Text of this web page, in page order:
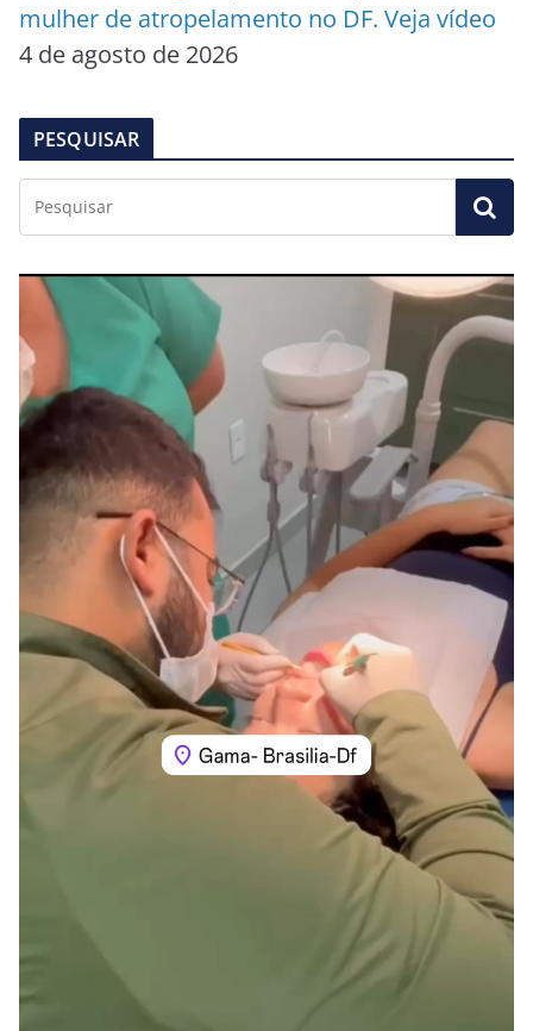
mulher de atropelamento no DF. Veja vídeo
4 de agosto de 2026
PESQUISAR